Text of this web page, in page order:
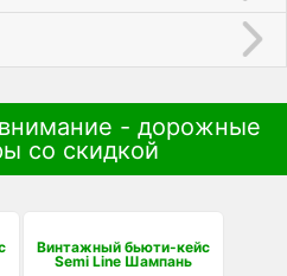
- дорожные
со скидкой
Винтажный бьюти-кейс
Semi Line Шампань